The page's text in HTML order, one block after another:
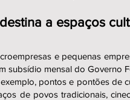
a espaços
e pequenas
subsídio mensal do Governo
pontos e pontões de
de povos tradicionais,